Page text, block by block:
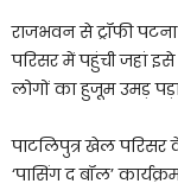
राजभवन से ट्रॉफी
परिसर में पहुंची जहां
लोगों का हुजूम उमड़
पाटलिपुत्र खेल परिसर
‘पासिंग द बॉल’